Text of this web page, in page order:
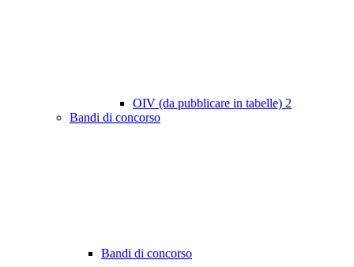
OIV (da pubblicare in tabelle) 2
Bandi di concorso
Bandi di concorso